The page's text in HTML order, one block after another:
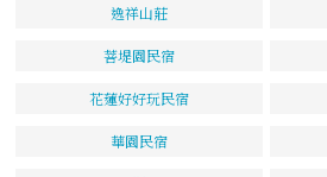
逸祥山莊
菩堤園民宿
花蓮好好玩民宿
華園民宿